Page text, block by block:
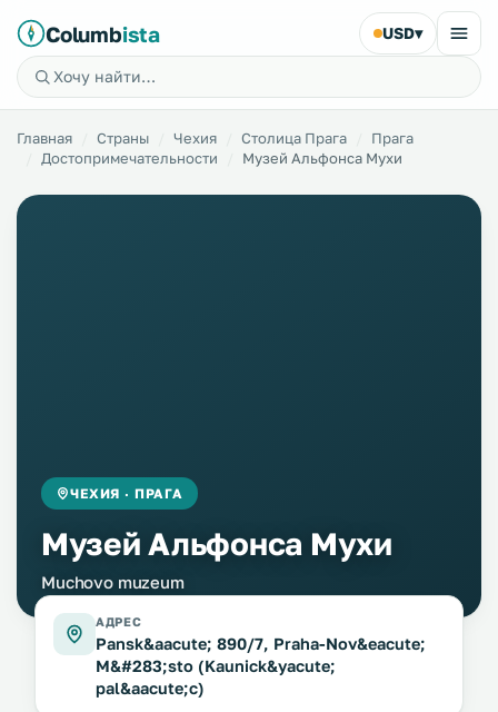
Columbista USD▾
Главная Страны Чехия Столица Прага
Прага
Достопримечательности
Музей Альфонса Мухи
ЧЕХИЯ · ПРАГА
Музей Альфонса Мухи
Muchovo muzeum
АДРЕС
Pansk&aacute; 890/7, Praha-Nov&eacute;
M&#283;sto (Kaunick&yacute;
pal&aacute;c)